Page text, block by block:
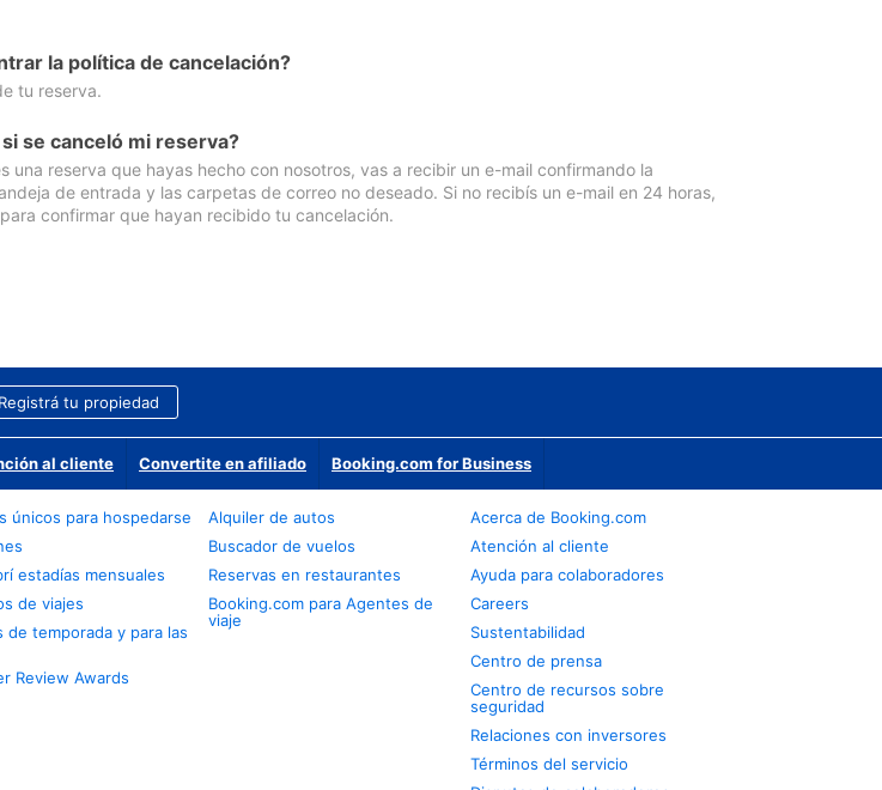
la política de cancelación?
tu reserva.
se canceló mi reserva?
una reserva que hayas hecho con nosotros, vas a recibir un e-mail confirmando la
de entrada y las carpetas de correo no deseado. Si no recibís un e-mail en 24 horas,
confirmar que hayan recibido tu cancelación.
Registrá tu propiedad
al cliente Convertite en afiliado Booking.com for Business
únicos para hospedarse
estadías mensuales
de viajes
de temporada y para las
Review Awards
Alquiler de autos
Buscador de vuelos
Reservas en restaurantes
Booking.com para Agentes de
viaje
Acerca de Booking.com
Atención al cliente
Ayuda para colaboradores
Careers
Sustentabilidad
Centro de prensa
Centro de recursos sobre
seguridad
Relaciones con inversores
Términos del servicio